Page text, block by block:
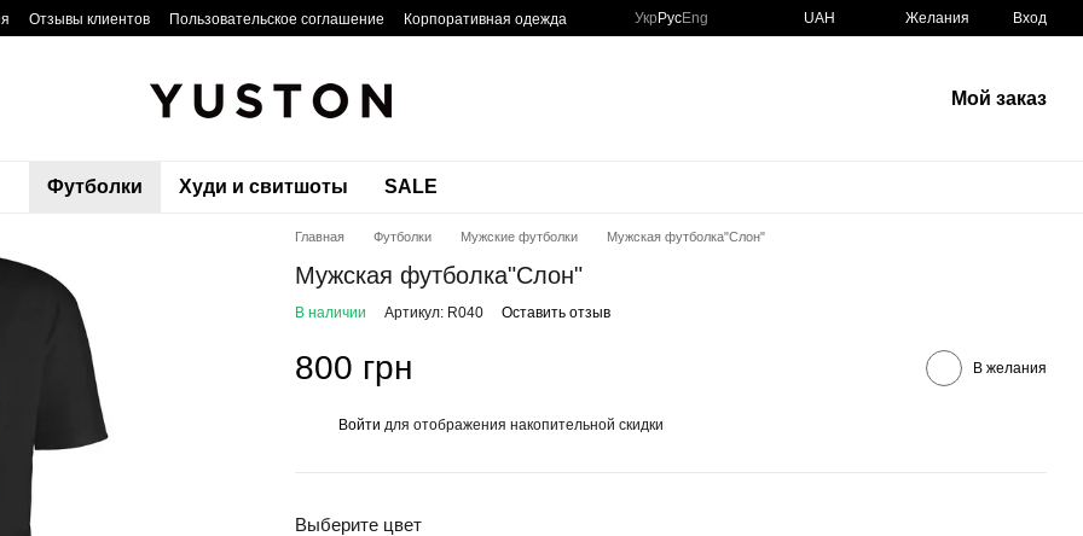
Отзывы клиентов Пользовательское соглашение Корпоративная одежда Укр РусEng UAH Желания Вход
Мой заказ
Футболки Худи и свитшоты SALE
Главная Футболки Мужские футболки Мужская футболка"Слон"
Мужская футболка"Слон"
В наличии Артикул: R040 Оставить отзыв
800 грн В желания
Войти для отображения накопительной скидки
Выберите цвет